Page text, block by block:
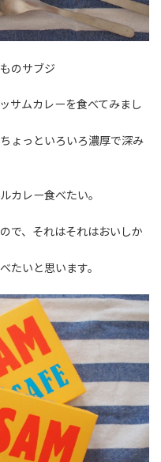
のサブジ
サムカレーを食べてみまし
ょっといろいろ濃厚で深み
カレー食べたい。
で、それはそれはおいしか
たいと思います。